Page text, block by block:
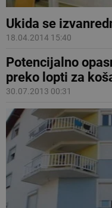
Ukida se
18.04.2014 15:40
Potencijalno
preko lopti za
30.07.2013 00:31